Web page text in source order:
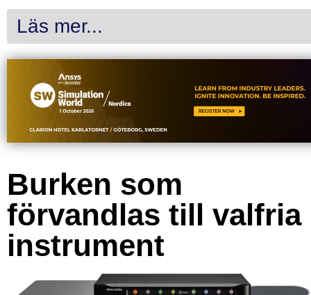
Läs mer...
Burken som
förvandlas till valfria
instrument